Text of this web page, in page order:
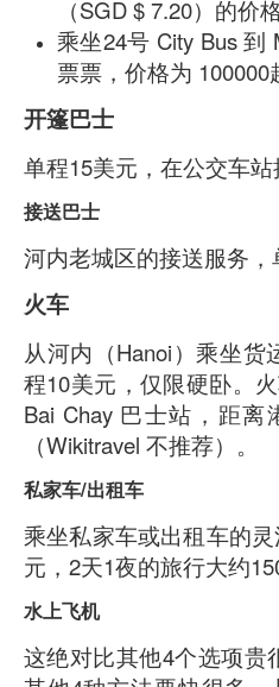
（SGD $ 7.20）的价
乘坐24号 City Bus
票票，价格为 100000
开篷巴士
单程15美元，在公交车站
接送巴士
河内老城区的接送服务，
火车
从河内（Hanoi）乘坐货
程10美元，仅限硬卧。
Bai Chay 巴士站，距
（Wikitravel 不推荐）。
私家车/出租车
乘坐私家车或出租车的
元，2天1夜的旅行大约
水上飞机
这绝对比其他4个选项贵
.
These are the dishes we tried:
Signature Barbecued Pork
marinated and grilled to